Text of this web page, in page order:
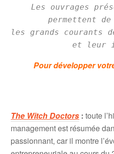
Les ouvrages
permettent de
les grands courants
et leur
Pour développer
The Witch Doctors : toute
management est résumée
passionnant, car il montre